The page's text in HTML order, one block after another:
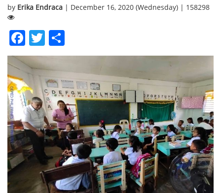
by Erika Endraca | December 16, 2020 (Wednesday) | 158298
Facebook
Twitter